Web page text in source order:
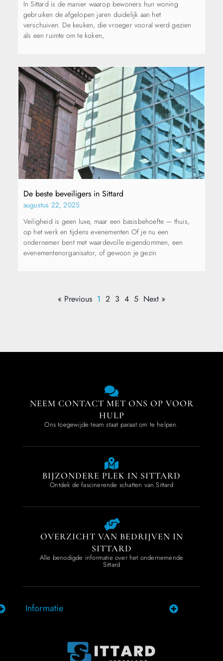
In Sittard is de manier waarop bewoners hun woning
gebruiken de afgelopen jaren duidelijk aan het
verschuiven. De keuken, die vroeger vooral werd gezien
als een ruimte om te koken,
De beste beveiligers in Sittard
augustus 22, 2025
Veiligheid is geen luxe, maar een basisbehoefte — thuis,
op het werk en tijdens evenementen Of je nu een
ondernemer bent met waardevolle eigendommen, een
evenementenorganisator, of gewoon je gezin
« Previous 1 2 3 4 5 Next »
NEEM CONTACT MET ONS OP VOOR
HULP
Ons toegewijde team staat paraat om te helpen.
BIJZONDERE PLEK IN SITTARD
Ontdek de fascinerende schatten van Sittard
OVERZICHT VAN BEDRIJVEN IN
SITTARD
Alle benodigde informatie over het ondernemende
Sittard
Informatie